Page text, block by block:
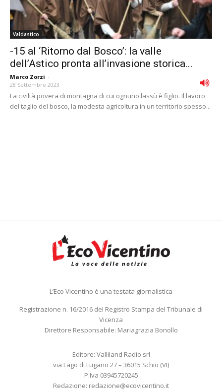
Valdastico
-15 al ‘Ritorno dal Bosco’: la valle
dell’Astico pronta all’invasione storica...
Marco Zorzi -
28 Settembre 2023
La civiltà povera di montagna di cui ognuno lassù è figlio. Il lavoro
del taglio del bosco, la modesta agricoltura in un territorio spesso...
L’Eco Vicentino è una testata giornalistica
Registrazione n. 16/2016 del Registro Stampa del Tribunale di
Vicenza
Direttore Responsabile: Mariagrazia Bonollo
Editore: Valliland Radio srl
via Lago di Lugano 27 – 36015 Schio (VI)
P.Iva 03945720245
Redazione: redazione@ecovicentino.it